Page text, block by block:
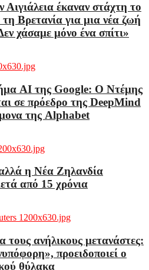
έκαναν στάχτη το
τη Βρετανία για μια νέα ζωή
χάσαμε μόνο ένα σπίτι»
AI της Google: Ο Ντέμης
σε πρόεδρο της DeepMind
της Alphabet
η Νέα Ζηλανδία
από 15 χρόνια
τους ανήλικους μετανάστες:
προειδοποιεί ο
θύλακα